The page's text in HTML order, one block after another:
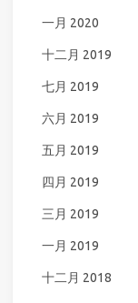
一月 2020
十二月 2019
七月 2019
六月 2019
五月 2019
四月 2019
三月 2019
一月 2019
十二月 2018